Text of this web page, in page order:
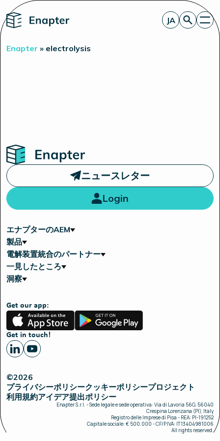
JA
Enapter » electrolysis
ニュースレター
Login
エナプターのAEM
製品
電解装置統合のパートナー
一見したところ
洞察
Get our app:
App
Store
Google
Play
Get in touch!
©2026
プライバシーポリシークッキーポリシープロジェクト
利用規約アイデア提出ポリシー
Enapter S.r.l. - Sede legale e sede operativa: Via di Lavoria 56G, 56040
Crespina Lorenzana (PI), Italy
Registro delle Imprese di Pisa - REA: PI-191252
Capitale sociale: € 500.000 - CF/P.IVA: IT13404981006
All rights reserved.